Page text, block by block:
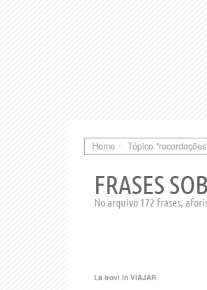
Home Tópico
FRASES
No arquivo 172 frases,
La trovi in VIAJAR